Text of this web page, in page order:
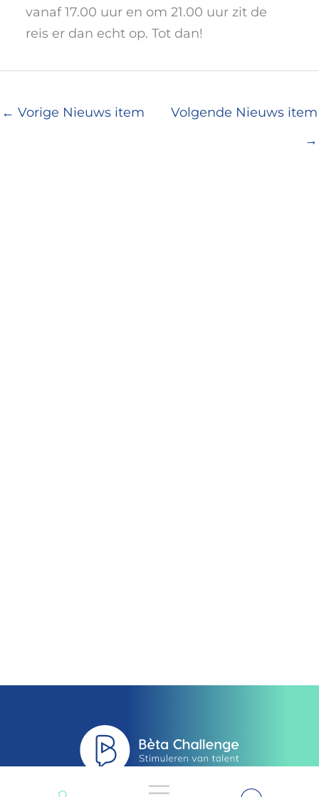
vanaf 17.00 uur en om 21.00 uur zit de
reis er dan echt op. Tot dan!
← Vorige Nieuws item
Volgende Nieuws item
→